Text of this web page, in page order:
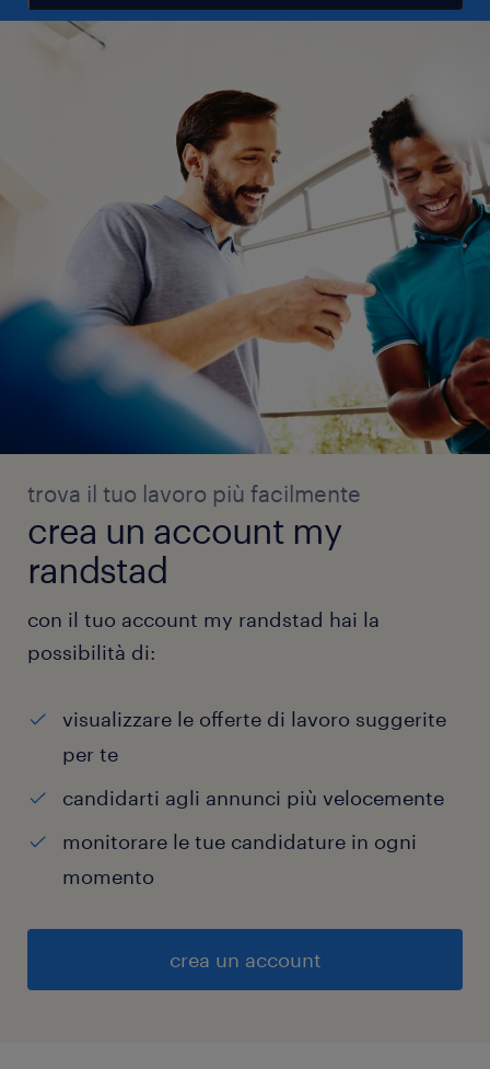
trova il tuo lavoro più facilmente
crea un account my
randstad
con il tuo account my randstad hai la
possibilità di:
visualizzare le offerte di lavoro suggerite
per te
candidarti agli annunci più velocemente
monitorare le tue candidature in ogni
momento
crea un account